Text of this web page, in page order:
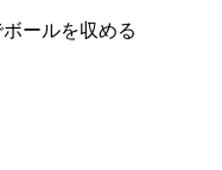
ールを収める